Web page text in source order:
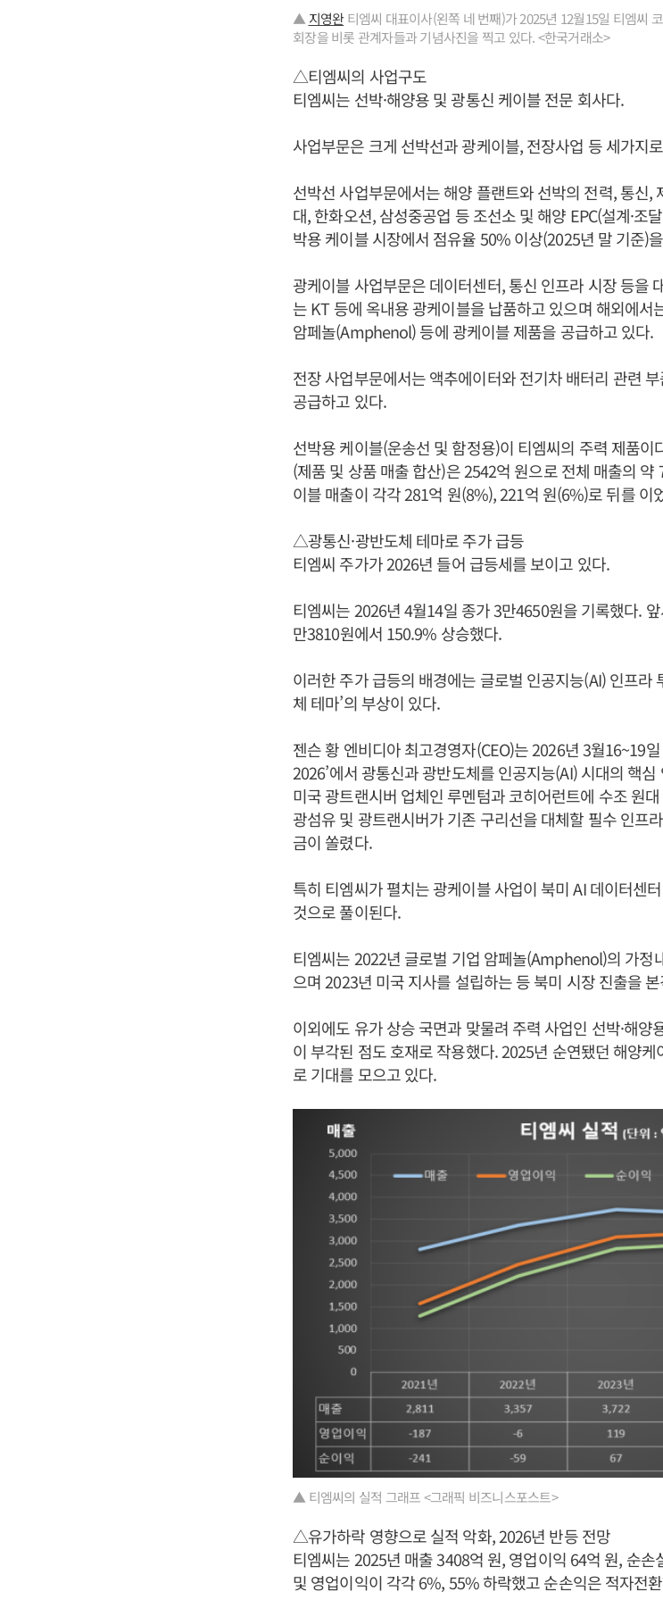
▲ 지영완티엠씨 대표이사(왼쪽 네 번째)가 2025년 12월15일 티엠씨
회장을 비롯 관계자들과 기념사진을 찍고 있다. <한국거래소>
△티엠씨의 사업구도
티엠씨는 선박·해양용 및 광통신 케이블 전문 회사다.
사업부문은 크게 선박선과 광케이블, 전장사업 등 세가지
선박선 사업부문에서는 해양 플랜트와 선박의 전력, 통신,
대, 한화오션, 삼성중공업 등 조선소 및 해양 EPC(설계·조
박용 케이블 시장에서 점유율 50% 이상(2025년 말 기준)
광케이블 사업부문은 데이터센터, 통신 인프라 시장 등을
는 KT 등에 옥내용 광케이블을 납품하고 있으며 해외에
암페놀(Amphenol) 등에 광케이블 제품을 공급하고 있다.
전장 사업부문에서는 액추에이터와 전기차 배터리 관련
공급하고 있다.
선박용 케이블(운송선 및 함정용)이 티엠씨의 주력 제품
(제품 및 상품 매출 합산)은 2542억 원으로 전체 매출의
이블 매출이 각각 281억 원(8%), 221억 원(6%)로 뒤를 이
△광통신·광반도체 테마로 주가 급등
티엠씨 주가가 2026년 들어 급등세를 보이고 있다.
티엠씨는 2026년 4월14일 종가 3만4650원을 기록했다.
만3810원에서 150.9% 상승했다.
이러한 주가 급등의 배경에는 글로벌 인공지능(AI) 인프라
체 테마’의 부상이 있다.
젠슨 황 엔비디아 최고경영자(CEO)는 2026년 3월16~19
2026’에서 광통신과 광반도체를 인공지능(AI) 시대의 핵
미국 광트랜시버 업체인 루멘텀과 코히어런트에 수조 원
광섬유 및 광트랜시버가 기존 구리선을 대체할 필수 인프
금이 쏠렸다.
특히 티엠씨가 펼치는 광케이블 사업이 북미 AI 데이터센
것으로 풀이된다.
티엠씨는 2022년 글로벌 기업 암페놀(Amphenol)의 가정
으며 2023년 미국 지사를 설립하는 등 북미 시장 진출을
이외에도 유가 상승 국면과 맞물려 주력 사업인 선박·해
이 부각된 점도 호재로 작용했다. 2025년 순연됐던 해양
로 기대를 모으고 있다.
▲ 티엠씨의 실적 그래프 <그래픽 비즈니스포스트>
△유가하락 영향으로 실적 악화, 2026년 반등 전망
티엠씨는 2025년 매출 3408억 원, 영업이익 64억 원, 순
및 영업이익이 각각 6%, 55% 하락했고 순손익은 적자전